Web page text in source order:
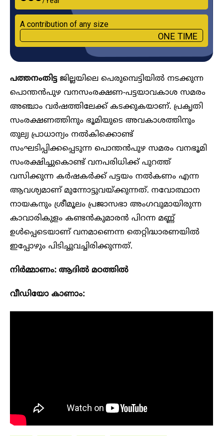
A contribution of any size
ONE TIME
പത്തനംതിട്ട ജില്ലയിലെ പെരുമ്പെട്ടിയിൽ നടക്കുന്ന
പൊന്തൻപുഴ വനസംരക്ഷണ-പട്ടയാവകാശ സമരം
അഞ്ചാം വർഷത്തിലേക്ക് കടക്കുകയാണ്. പ്രകൃതി
സംരക്ഷണത്തിനും ഭൂമിയുടെ അവകാശത്തിനും
തുല്യ പ്രാധാന്യം നൽകിക്കൊണ്ട്
സംഘടിപ്പിക്കപ്പെടുന്ന പൊന്തൻപുഴ സമരം വനഭൂമി
സംരക്ഷിച്ചുകൊണ്ട് വനപരിധിക്ക് പുറത്ത്
വസിക്കുന്ന കർഷകർക്ക് പട്ടയം നൽകണം എന്ന
ആവശ്യമാണ് മുന്നോട്ടുവയ്ക്കുന്നത്. നവോത്ഥാന
നായകനും ശ്രീമൂലം പ്രജാസഭാ അംഗവുമായിരുന്ന
കാവാരികുളം കണ്ടൻകുമാരൻ പിറന്ന മണ്ണ്
ഉൾപ്പെടെയാണ് വനമാണെന്ന തെറ്റിദ്ധാരണയിൽ
ഇപ്പോഴും പിടിച്ചുവച്ചിരിക്കുന്നത്.
നിർമ്മാണം: ആദിൽ മഠത്തിൽ
വീഡിയോ കാണാം: